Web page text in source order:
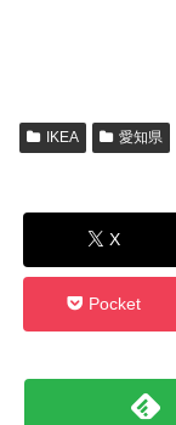
IKEA 愛知県
X
Pocket